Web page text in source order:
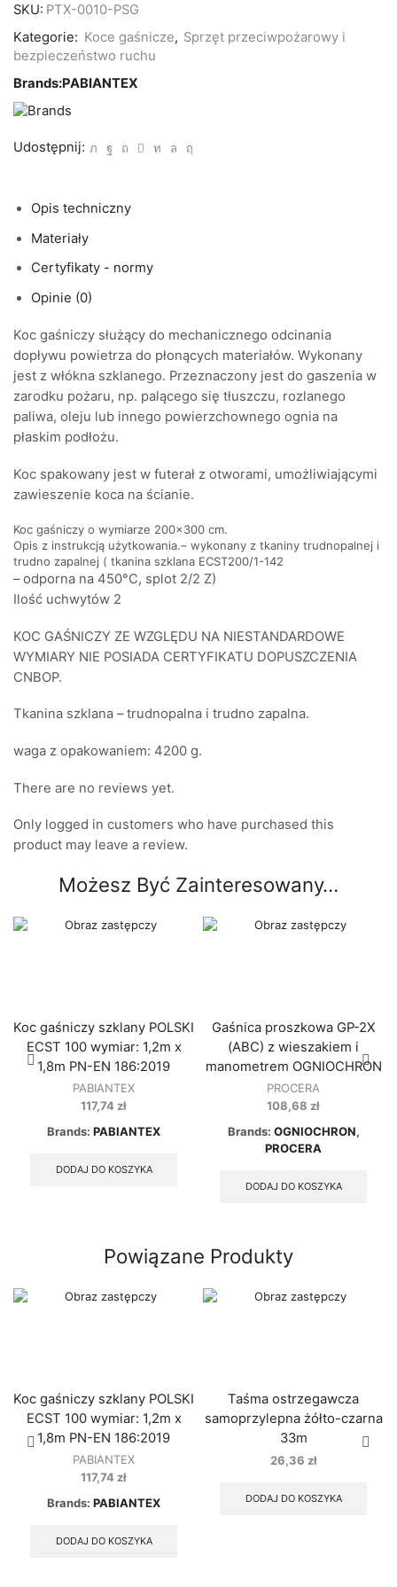
szklany
POLSKI
ECST
wymiary:
2m
3m
SKU: PTX-0010-PSG
Kategorie: Koce gaśnicze, Sprzęt przeciwpożarowy i
bezpieczeństwo ruchu
Brands:PABIANTEX
Udostępnij:
Opis techniczny
Materiały
Certyfikaty - normy
Opinie (0)
Koc gaśniczy służący do mechanicznego odcinania
dopływu powietrza do płonących materiałów. Wykonany
jest z włókna szklanego. Przeznaczony jest do gaszenia w
zarodku pożaru, np. palącego się tłuszczu, rozlanego
paliwa, oleju lub innego powierzchownego ognia na
płaskim podłożu.
Koc spakowany jest w futerał z otworami, umożliwiającymi
zawieszenie koca na ścianie.
Koc gaśniczy o wymiarze 200×300 cm.
Opis z instrukcją użytkowania.– wykonany z tkaniny trudnopalnej i
trudno zapalnej ( tkanina szklana ECST200/1-142
– odporna na 450°C, splot 2/2 Z)
Ilość uchwytów 2
KOC GAŚNICZY ZE WZGLĘDU NA NIESTANDARDOWE
WYMIARY NIE POSIADA CERTYFIKATU DOPUSZCZENIA
CNBOP.
Tkanina szklana – trudnopalna i trudno zapalna.
waga z opakowaniem: 4200 g.
There are no reviews yet.
Only logged in customers who have purchased this
product may leave a review.
Możesz Być Zainteresowany…
Koc gaśniczy szklany POLSKI
ECST 100 wymiar: 1,2m x
1,8m PN-EN 186:2019
PABIANTEX
117,74zł
Brands: PABIANTEX
DODAJ DO KOSZYKA
Gaśnica proszkowa GP-2X
(ABC) z wieszakiem i
manometrem OGNIOCHRON
PROCERA
108,68 zł
Brands: OGNIOCHRON,
PROCERA
DODAJ DO KOSZYKA
Powiązane Produkty
Koc gaśniczy szklany POLSKI
ECST 100 wymiar: 1,2m x
1,8m PN-EN 186:2019
PABIANTEX
117,74 zł
Brands: PABIANTEX
DODAJ DO KOSZYKA
Taśma ostrzegawcza
samoprzylepna żółto-czarna
33m
26,36 zł
DODAJ DO KOSZYKA